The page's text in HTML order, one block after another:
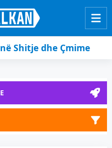
Shitje dhe Çmime